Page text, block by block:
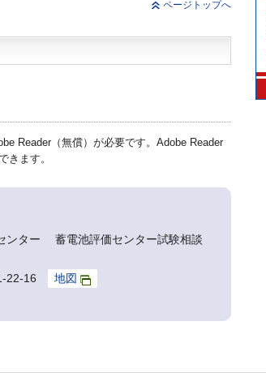
ページトップへ
Reader（無償）が必要です。Adobe Reader
きます。
ンター 蓄電池評価センター試験相談
22-16
地図